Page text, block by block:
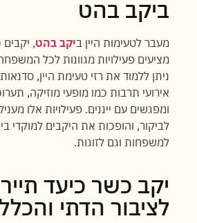
ביקב בהט
מעבר לטעימות היין ביקב בהט,
מציעים פעילויות מגוונות לכל
ניתן ללמוד את רזי טעימת היין,
אירועי תרבות כמו מופעי מוזיקה,
ומפגשים עם ייננים. פעילויות אלו
לביקור, והופכות את היקבים למוקדי
למשפחות וגם לזוגות.
יקב כשר כיעד
לציבור הדתי